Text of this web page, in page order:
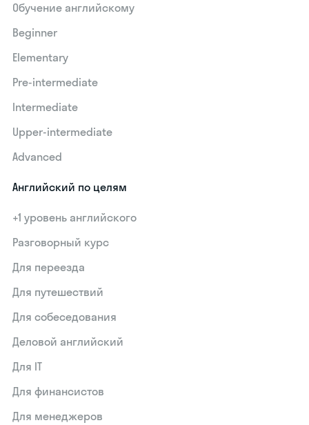
Обучение английскому
Beginner
Elementary
Pre-intermediate
Intermediate
Upper-intermediate
Advanced
Английский по целям
+1 уровень английского
Разговорный курс
Для переезда
Для путешествий
Для собеседования
Деловой английский
Для IT
Для финансистов
Для менеджеров